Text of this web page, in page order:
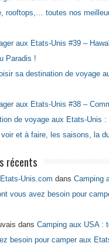
rooftops,… toutes nos
aux Etats-Unis #39 –
Paradis !
sa destination de voyage
aux Etats-Unis #38 –
de voyage aux Etats-Unis :
et à faire, les saisons, la
récents
Unis.com dans Camping
vous avez besoin pour
dans Camping aux USA :
besoin pour camper aux